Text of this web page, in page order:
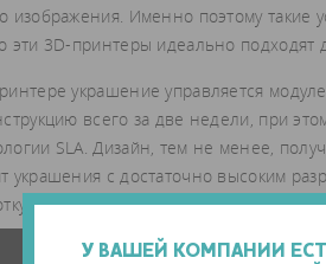
У ВАШЕЙ КОМПАНИИ
изображения. Именно поэтому такие
эти 3D-принтеры идеально
украшение управляется
всего за две недели, при
SLA. Дизайн, тем не менее,
украшения с достаточно высоким
в действии, а также подробное